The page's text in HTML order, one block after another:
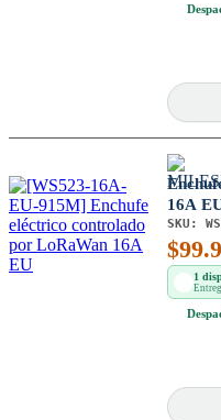
16A
SKU:
$
1